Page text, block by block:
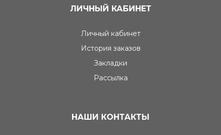
ЛИЧНЫЙ КАБИНЕТ
Личный кабинет
История заказов
Закладки
Рассылка
НАШИ КОНТАКТЫ